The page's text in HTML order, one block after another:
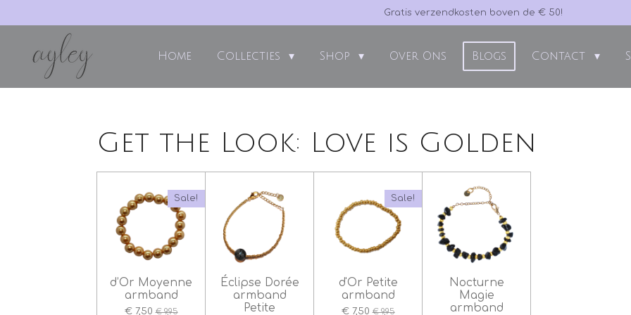
hoofdinhoud
Gratis verzendkosten boven de € 50!
Home Collecties Shop Over Ons Blogs Contact
Get the Look: Love is Golden
Sale!
d’Or Moyenne
armband
€ 7,50 € 9,95
Éclipse Dorée
armband
Petite
Sale!
d'Or Petite
armband
€ 7,50 € 9,95
Nocturne
Magie
armband